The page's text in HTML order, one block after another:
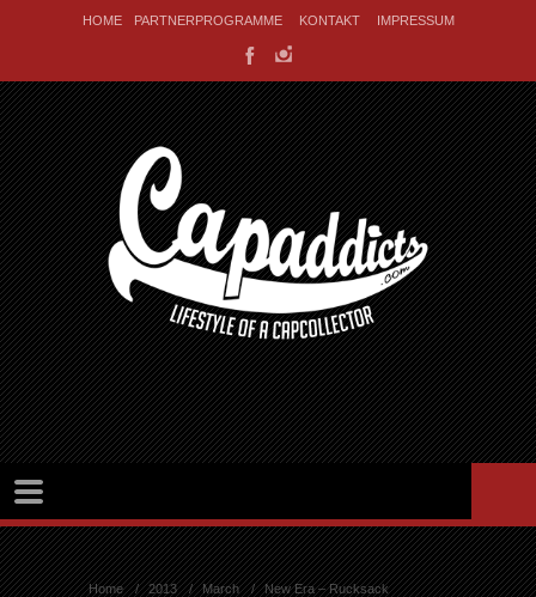
HOME PARTNERPROGRAMME KONTAKT IMPRESSUM
Home 2013 March New Era – Rucksack